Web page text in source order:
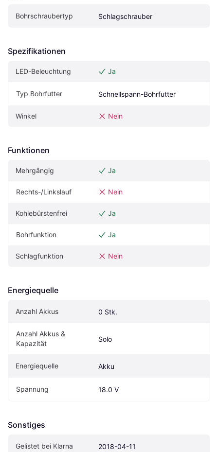
Bohrschraubertyp Schlagschrauber
Spezifikationen
LED-Beleuchtung Ja
Typ Bohrfutter Schnellspann-Bohrfutter
Winkel Nein
Funktionen
Mehrgängig Ja
Rechts-/Linkslauf Nein
Kohlebürstenfrei Ja
Bohrfunktion Ja
Schlagfunktion Nein
Energiequelle
Anzahl Akkus 0 Stk.
Anzahl Akkus &
Kapazität
Solo
Energiequelle Akku
Spannung 18.0 V
Sonstiges
Gelistet bei Klarna 2018-04-11